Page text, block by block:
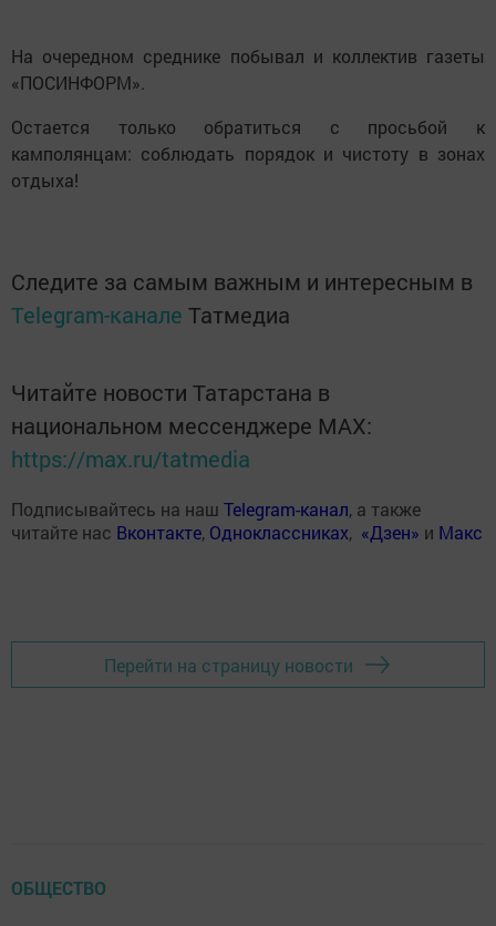
На очередном среднике побывал и коллектив газеты
«ПОСИНФОРМ».
Остается только обратиться с просьбой к
камполянцам: соблюдать порядок и чистоту в зонах
отдыха!
Следите за самым важным и интересным в
Telegram-канале Татмедиа
Читайте новости Татарстана в
национальном мессенджере MАХ:
https://max.ru/tatmedia
Подписывайтесь на наш Telegram-канал, а также
читайте нас Вконтакте, Одноклассниках, «Дзен» и Макс
Перейти на страницу новости
ОБЩЕСТВО